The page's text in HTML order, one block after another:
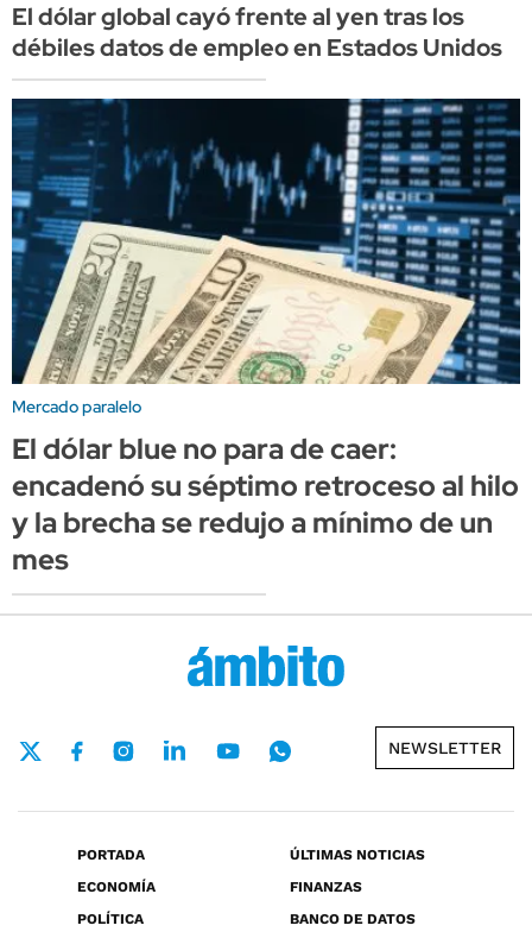
El dólar global cayó frente al yen tras los
débiles datos de empleo en Estados Unidos
Mercado paralelo
El dólar blue no para de caer:
encadenó su séptimo retroceso al hilo
y la brecha se redujo a mínimo de un
mes
NEWSLETTER
PORTADA
ÚLTIMAS NOTICIAS
ECONOMÍA
FINANZAS
POLÍTICA
BANCO DE DATOS